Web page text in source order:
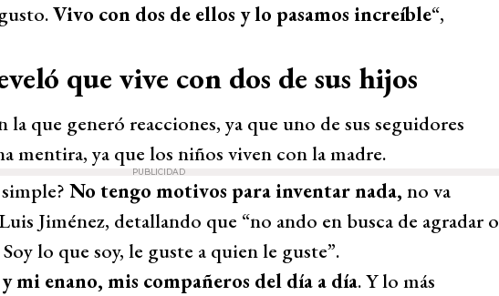
Vivo con dos de ellos y lo pasamos increíble“,
que vive con dos de sus hijos
la que generó reacciones, ya que uno de sus seguidores
mentira, ya que los niños viven con la madre.
PUBLICIDAD
No tengo motivos para inventar nada, no va
Jiménez, detallando que “no ando en busca de agradar o
lo que soy, le guste a quien le guste”.
mi enano, mis compañeros del día a día. Y lo más